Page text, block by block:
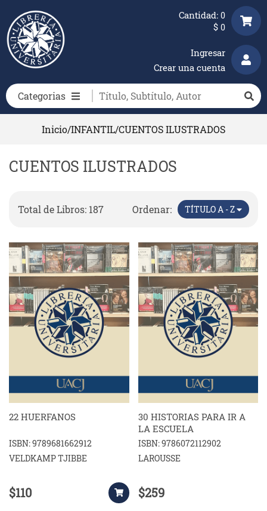
Categorias
Ingresar
Crear una cuenta
Cantidad: 0
$ 0
Inicio/INFANTIL/CUENTOS ILUSTRADOS
CUENTOS ILUSTRADOS
Total de Libros: 187 Ordenar: TÍTULO A - Z
22 HUERFANOS
ISBN: 9789681662912
VELDKAMP TJIBBE
$110
30 HISTORIAS PARA IR A
LA ESCUELA
ISBN: 9786072112902
LAROUSSE
$259